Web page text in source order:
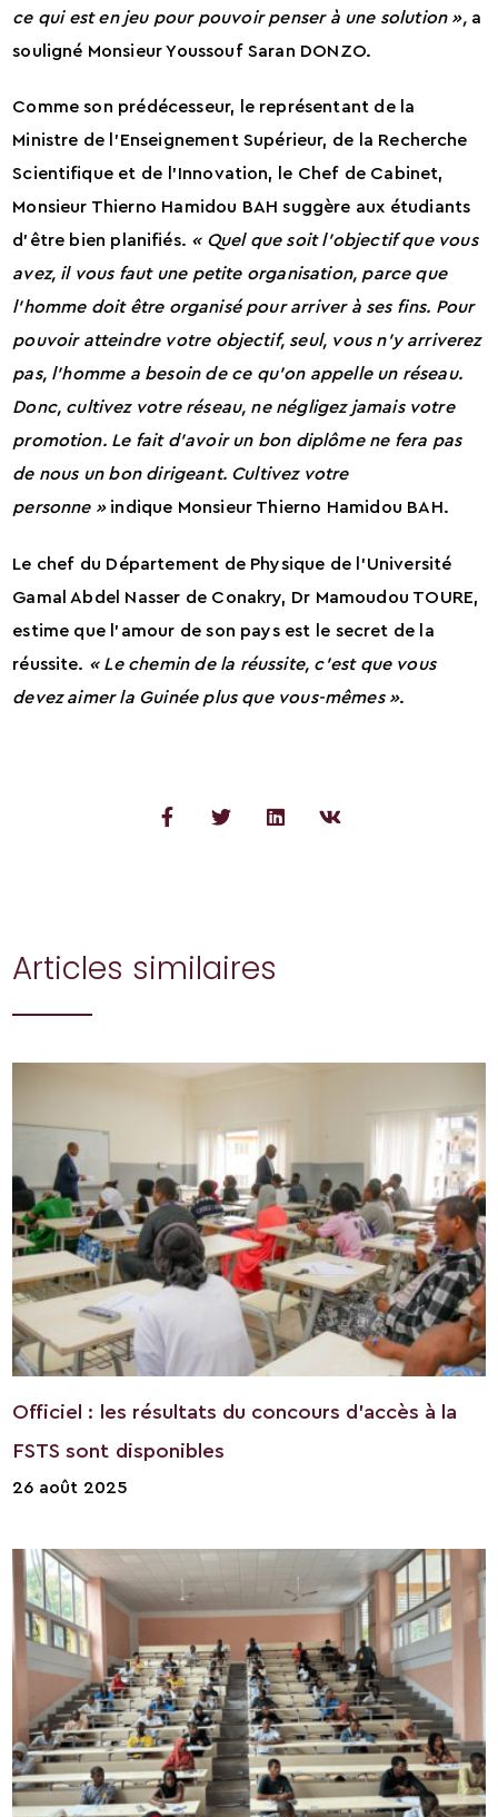
ce qui est en jeu pour pouvoir penser à une solution », a
souligné Monsieur Youssouf Saran DONZO.
Comme son prédécesseur, le représentant de la
Ministre de l’Enseignement Supérieur, de la Recherche
Scientifique et de l’Innovation, le Chef de Cabinet,
Monsieur Thierno Hamidou BAH suggère aux étudiants
d’être bien planifiés. « Quel que soit l’objectif que vous
avez, il vous faut une petite organisation, parce que
l’homme doit être organisé pour arriver à ses fins. Pour
pouvoir atteindre votre objectif, seul, vous n’y arriverez
pas, l’homme a besoin de ce qu’on appelle un réseau.
Donc, cultivez votre réseau, ne négligez jamais votre
promotion. Le fait d’avoir un bon diplôme ne fera pas
de nous un bon dirigeant. Cultivez votre
personne » indique Monsieur Thierno Hamidou BAH.
Le chef du Département de Physique de l’Université
Gamal Abdel Nasser de Conakry, Dr Mamoudou TOURE,
estime que l’amour de son pays est le secret de la
réussite. « Le chemin de la réussite, c’est que vous
devez aimer la Guinée plus que vous-mêmes ».
Articles similaires
Officiel : les résultats du concours d’accès à la
FSTS sont disponibles
26 août 2025